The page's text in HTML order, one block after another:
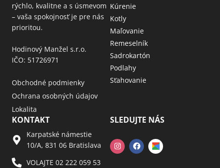
rýchlo, kvalitne a s úsmevom
– vaša spokojnosť je pre nás
prioritou.
Hodinový Manžel s.r.o.
IČO: 51726971
Obchodné podmienky
Ochrana osobných údajov
Lokalita
Kúrenie
Kotly
Maľovanie
Remeselník
Sadrokartón
Podlahy
Sťahovanie
KONTAKT
Karpatské námestie
10/A, 831 06 Bratislava
VOLAJTE 02 222 059 53​
SLEDUJTE NÁS